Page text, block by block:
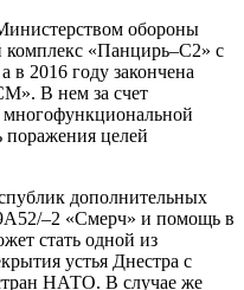
обороны
«Панцирь–С2» с
в 2016 году закончена
В нем за счет
многофункциональной
поражения целей
дополнительных
–2 «Смерч» и помощь в
стать одной из
устья Днестра с
НАТО. В случае же